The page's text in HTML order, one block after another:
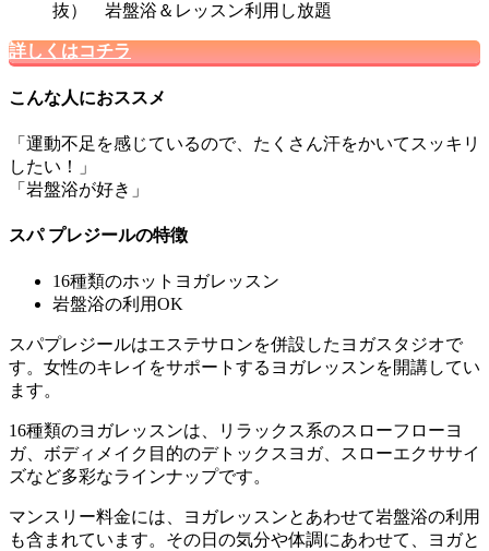
抜） 岩盤浴＆レッスン利用し放題
詳しくはコチラ
こんな人におススメ
「運動不足を感じているので、たくさん汗をかいてスッキリ
したい！」
「岩盤浴が好き」
スパ プレジールの特徴
16種類のホットヨガレッスン
岩盤浴の利用OK
スパプレジールはエステサロンを併設したヨガスタジオで
す。女性のキレイをサポートするヨガレッスンを開講してい
ます。
16種類のヨガレッスンは、リラックス系のスローフローヨ
ガ、ボディメイク目的のデトックスヨガ、スローエクササイ
ズなど多彩なラインナップです。
マンスリー料金には、ヨガレッスンとあわせて岩盤浴の利用
も含まれています。その日の気分や体調にあわせて、ヨガと